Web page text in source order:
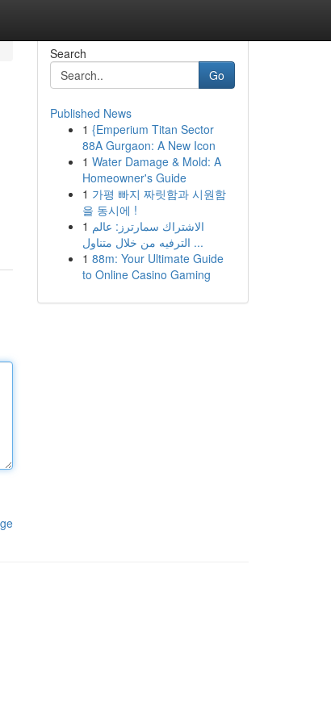
Search
Go
Published News
1 {Emperium Titan Sector
88A Gurgaon: A New Icon
1 Water Damage & Mold: A
Homeowner's Guide
1 가평 빠지 짜릿함과 시원함
을 동시에 !
1 الاشتراك سمارترز: عالم
الترفيه من خلال متناول ...
1 88m: Your Ultimate Guide
to Online Casino Gaming